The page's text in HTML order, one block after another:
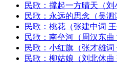
民歌：撑起一方晴天（刘
民歌：永远的思念（吴泗
民歌：桃花（张建中词 王
民歌：南垒河（周汉东曲
民歌：小红旗（张才雄词
民歌：柳姑娘（刘北休曲